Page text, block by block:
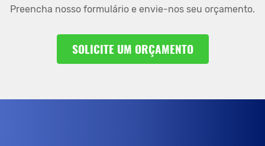
Preencha nosso formulário e envie-nos seu orçamento.
SOLICITE UM ORÇAMENTO